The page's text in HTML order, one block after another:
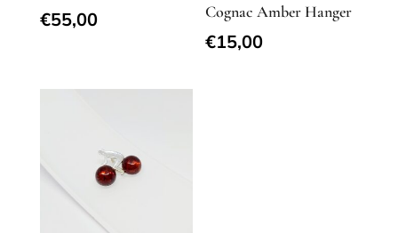
€55,00
Cognac Amber Hanger
€15,00